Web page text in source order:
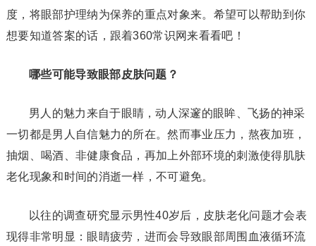
度，将眼部护理纳为保养的重点对象来。希望可以帮助到你
想要知道答案的话，跟着360常识网来看看吧！
哪些可能导致眼部皮肤问题？
男人的魅力来自于眼睛，动人深邃的眼眸、飞扬的神采
一切都是男人自信魅力的所在。然而事业压力，熬夜加班，
抽烟、喝酒、非健康食品，再加上外部环境的刺激使得肌肤
老化现象和时间的消逝一样，不可避免。
以往的调查研究显示男性40岁后，皮肤老化问题才会表
现得非常明显：眼睛疲劳，进而会导致眼部周围血液循环流